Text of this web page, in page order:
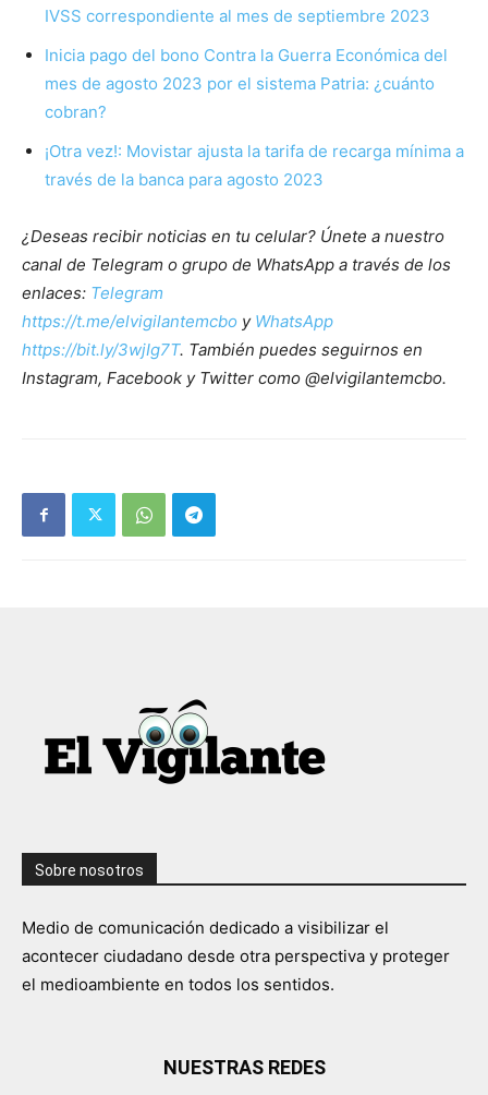
IVSS correspondiente al mes de septiembre 2023
Inicia pago del bono Contra la Guerra Económica del
mes de agosto 2023 por el sistema Patria: ¿cuánto
cobran?
¡Otra vez!: Movistar ajusta la tarifa de recarga mínima a
través de la banca para agosto 2023
¿Deseas recibir noticias en tu celular? Únete a nuestro
canal de Telegram o grupo de WhatsApp a través de los
enlaces: Telegram
https://t.me/elvigilantemcbo y WhatsApp
https://bit.ly/3wjIg7T. También puedes seguirnos en
Instagram, Facebook y Twitter como @elvigilantemcbo.
Sobre nosotros
Medio de comunicación dedicado a visibilizar el
acontecer ciudadano desde otra perspectiva y proteger
el medioambiente en todos los sentidos.
NUESTRAS REDES